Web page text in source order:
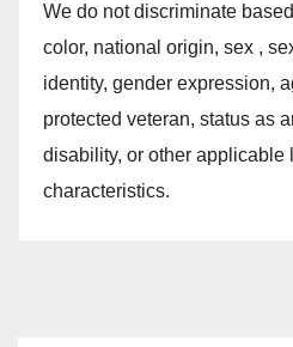
We do not discriminate
color, national origin, sex ,
identity, gender expression,
protected veteran, status as
disability, or other applicable
characteristics.